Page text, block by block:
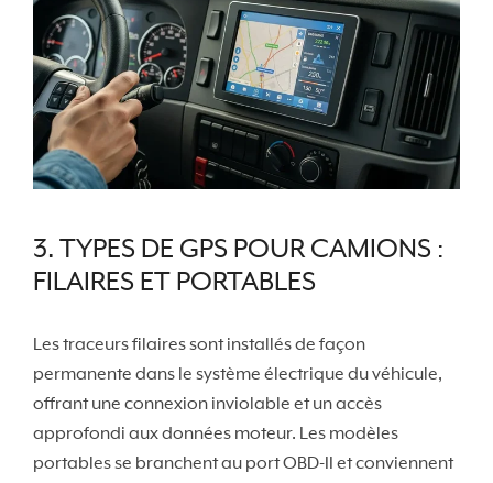
3. TYPES DE GPS POUR CAMIONS :
FILAIRES ET PORTABLES
Les traceurs filaires sont installés de façon
permanente dans le système électrique du véhicule,
offrant une connexion inviolable et un accès
approfondi aux données moteur. Les modèles
portables se branchent au port OBD-II et conviennent